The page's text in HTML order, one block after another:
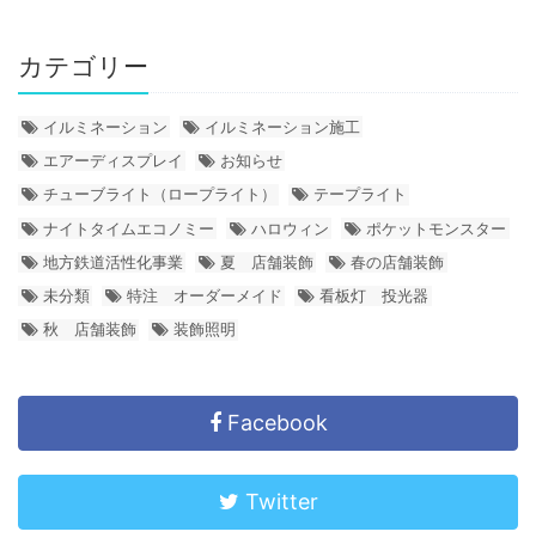
カテゴリー
イルミネーション
イルミネーション施工
エアーディスプレイ
お知らせ
チューブライト（ロープライト）
テープライト
ナイトタイムエコノミー
ハロウィン
ポケットモンスター
地方鉄道活性化事業
夏 店舗装飾
春の店舗装飾
未分類
特注 オーダーメイド
看板灯 投光器
秋 店舗装飾
装飾照明
Facebook
Twitter